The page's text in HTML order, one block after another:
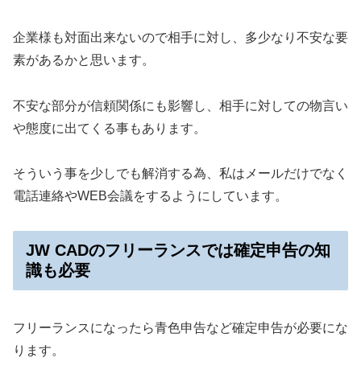
企業様も対面出来ないので相手に対し、多少なり不安な要
素があるかと思います。
不安な部分が信頼関係にも影響し、相手に対しての物言い
や態度に出てくる事もあります。
そういう事を少しでも解消する為、私はメールだけでなく
電話連絡やWEB会議をするようにしています。
JW CADのフリーランスでは確定申告の知
識も必要
フリーランスになったら青色申告など確定申告が必要にな
ります。